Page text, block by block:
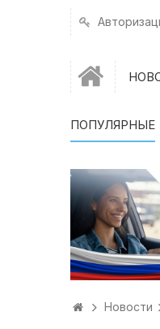
ПОПУЛЯРНЫЕ
Новости